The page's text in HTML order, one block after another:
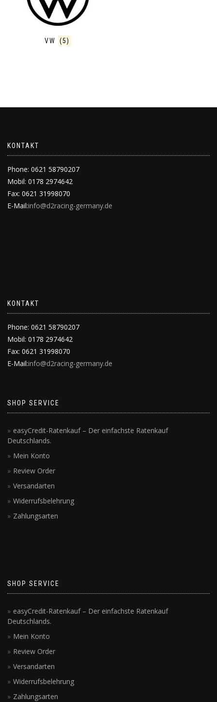
VW (5)
KONTAKT
Phone: 0621 58790207
Mobil: 0178 2974642
Fax: 0621 31998070
E-Mail:info@d2racing-germany.de
KONTAKT
Phone: 0621 58790207
Mobil: 0178 2974642
Fax: 0621 31998070
E-Mail:info@d2racing-germany.de
SHOP SERVICE
easyCredit-Ratenkauf – Der einfachste Ratenkauf
Deutschlands.
Mein Konto
Review Order
Versandarten
Widerrufsbelehrung
Zahlungsarten
SHOP SERVICE
easyCredit-Ratenkauf – Der einfachste Ratenkauf
Deutschlands.
Mein Konto
Review Order
Versandarten
Widerrufsbelehrung
Zahlungsarten